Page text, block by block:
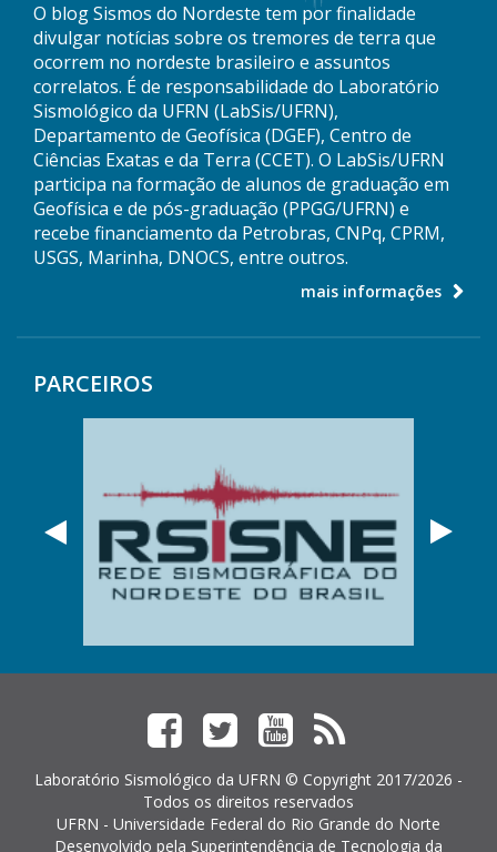
O blog Sismos do Nordeste tem por finalidade
divulgar notícias sobre os tremores de terra que
ocorrem no nordeste brasileiro e assuntos
correlatos. É de responsabilidade do Laboratório
Sismológico da UFRN (LabSis/UFRN),
Departamento de Geofísica (DGEF), Centro de
Ciências Exatas e da Terra (CCET). O LabSis/UFRN
participa na formação de alunos de graduação em
Geofísica e de pós-graduação (PPGG/UFRN) e
recebe financiamento da Petrobras, CNPq, CPRM,
USGS, Marinha, DNOCS, entre outros.
mais informações
PARCEIROS
Anterior
Facebook
TwitterYouTube
Feed
RSS
Laboratório Sismológico da UFRN © Copyright 2017/2026 -
Todos os direitos reservados
UFRN - Universidade Federal do Rio Grande do Norte
Desenvolvido pela Superintendência de Tecnologia da